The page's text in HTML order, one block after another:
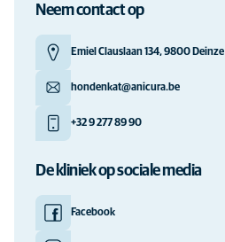
Neem contact op
Emiel Clauslaan 134, 9800 Deinze
hondenkat@anicura.be
+32 9 277 89 90
De kliniek op sociale media
Facebook